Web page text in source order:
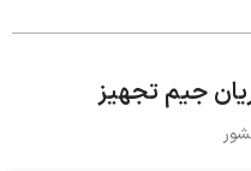
جیم تجهیز